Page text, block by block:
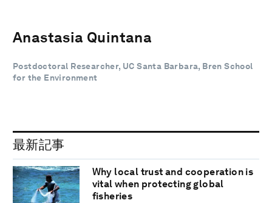
Anastasia Quintana
Postdoctoral Researcher, UC Santa Barbara, Bren School
for the Environment
最新記事
Why local trust and cooperation is
vital when protecting global
fisheries